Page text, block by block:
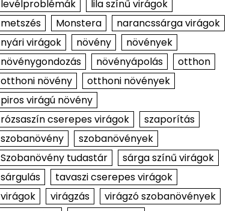
levélproblémák
lila színű virágok
metszés
Monstera
narancssárga virágok
nyári virágok
növény
növények
növénygondozás
növényápolás
otthon
otthoni növény
otthoni növények
piros virágú növény
rózsaszín cserepes virágok
szaporítás
szobanövény
szobanövények
Szobanövény tudastár
sárga színű virágok
sárgulás
tavaszi cserepes virágok
virágok
virágzás
virágzó szobanövények